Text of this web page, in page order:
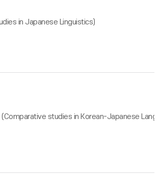
in Japanese Linguistics)
(Comparative studies in Korean-Japanese